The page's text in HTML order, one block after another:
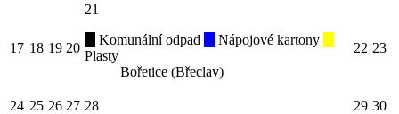
17 18 19 20
21
Komunální odpad
Nápojové kartony
Plasty
Bořetice (Břeclav)
22 23
24 25 26 27 28 29 30